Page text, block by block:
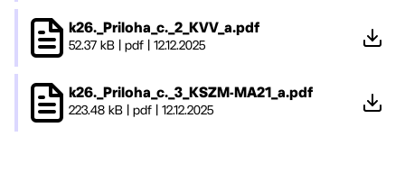
k26._Priloha_c._2_KVV_a.pdf
52.37 kB pdf 12.12.2025
k26._Priloha_c._3_KSZM-MA21_a.pdf
223.48 kB pdf 12.12.2025